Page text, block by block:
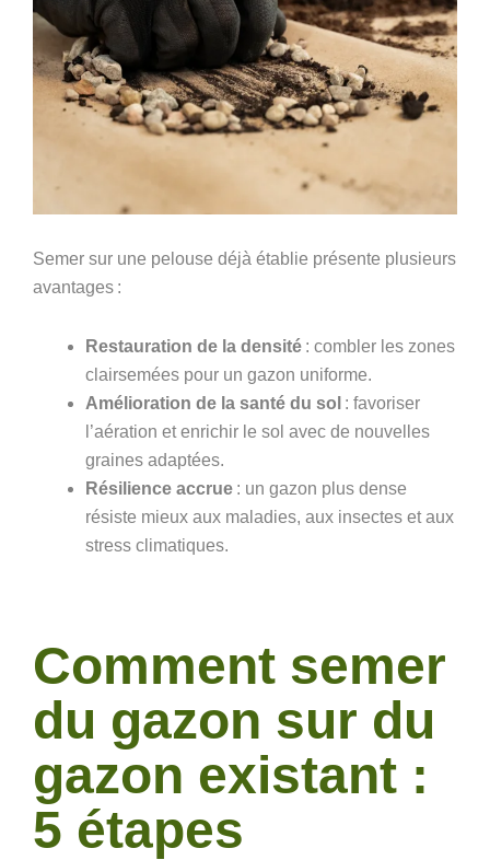
Semer sur une pelouse déjà établie présente plusieurs
avantages :
Restauration de la densité : combler les zones
clairsemées pour un gazon uniforme.
Amélioration de la santé du sol : favoriser
l’aération et enrichir le sol avec de nouvelles
graines adaptées.
Résilience accrue : un gazon plus dense
résiste mieux aux maladies, aux insectes et aux
stress climatiques.
Comment semer
du gazon sur du
gazon existant :
5 étapes